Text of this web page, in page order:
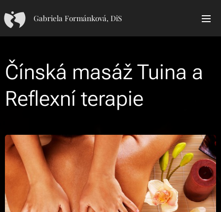
Gabriela Formánková, DiS
Čínská masáž Tuina a
Reflexní terapie